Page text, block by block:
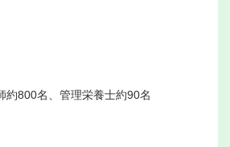
約800名、管理栄養士約90名